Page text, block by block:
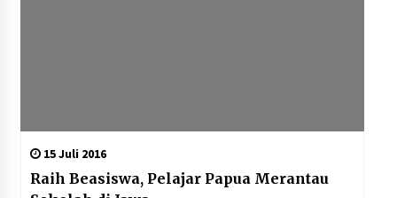
15 Juli 2016
Raih Beasiswa, Pelajar Papua Merantau